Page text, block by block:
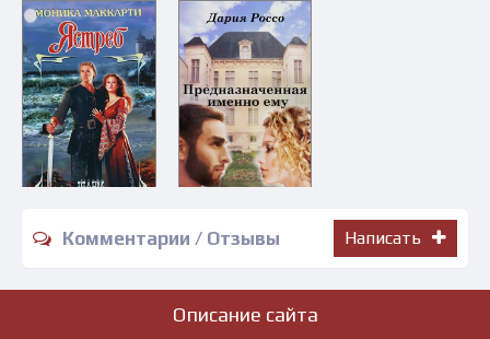
Комментарии / Отзывы Написать
Описание сайта